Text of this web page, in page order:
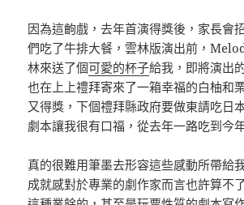
因為這齣戲，去年首演得獎後，家長會
們吃了牛排大餐，雲林版演出前，
林來送了個可愛的杯子給我，即將演出
也在上上禮拜寄來了一箱幸福的白柚和
又得獎，下個禮拜縣政府要做東請吃日
劇本讓我很有口福，從去年一路吃到今
真的很難用筆墨去形容這些感動所帶給
成就感對於專業的劇作家而言也許算不